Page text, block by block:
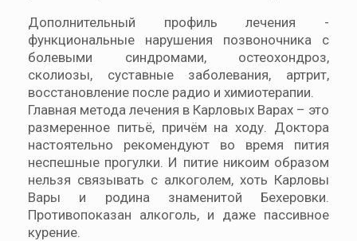
Дополнительный профиль лечения -
функциональные нарушения позвоночника с
болевыми синдромами, остеохондроз,
сколиозы, суставные заболевания, артрит,
восстановление после радио и химиотерапии.
Главная метода лечения в Карловых Варах – это
размеренное питьё, причём на ходу. Доктора
настоятельно рекомендуют во время пития
неспешные прогулки. И питие никоим образом
нельзя связывать с алкоголем, хоть Карловы
Вары и родина знаменитой Бехеровки.
Противопоказан алкоголь, и даже пассивное
курение.